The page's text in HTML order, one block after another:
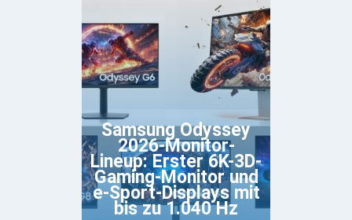
Samsung Odyssey
2026-Monitor-
Lineup: Erster 6K-3D-
Gaming-Monitor und
e-Sport-Displays mit
bis zu 1.040 Hz